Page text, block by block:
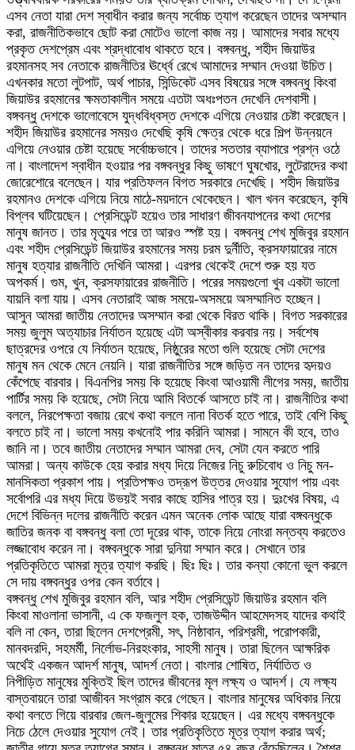
এসব নেতা যারা দেশ স্বাধীন করার জন্য সর্বোচ্চ ত্যাগ করেছেন তাদের অসম্মান
করা, রাজনীতিকভাবে ছোট করা মোটেও ভালো কাজ নয়। আমাদের সবার মধ্যে
প্রকৃত দেশপ্রেম এবং শ্রদ্ধাবোধ থাকতে হবে। বঙ্গবন্ধু, শহীদ জিয়াউর
রহমানসহ সব নেতাকে রাজনীতির ঊর্ধ্বে রেখে আমাদের সম্মান দেওয়া উচিত।
এখনকার মতো লুটপাট, অর্থ পাচার, সিন্ডিকেট এসব বিষয়ের সঙ্গে বঙ্গবন্ধু কিংবা
জিয়াউর রহমানের ক্ষমতাকালীন সময়ে এতটা অধঃপতন দেখেনি দেশবাসী।
বঙ্গবন্ধু দেশকে ভালোবেসে যুদ্ধবিধ্বস্ত দেশকে এগিয়ে নেওয়ার চেষ্টা করেছেন।
শহীদ জিয়াউর রহমানের সময়ও দেখেছি কৃষি ক্ষেত্র থেকে ধরে শিল্প উন্নয়নে
এগিয়ে নেওয়ার চেষ্টা হয়েছে সর্বোচ্চভাবে। তাদের সততার ব্যাপারে প্রশ্ন ওঠে
না। বাংলাদেশ স্বাধীন হওয়ার পর বঙ্গবন্ধুর কিছু ভাষণে ঘুষখোর, লুটেরাদের কথা
জোরেশোরে বলেছেন। যার প্রতিফলন বিগত সরকারে দেখেছি। শহীদ জিয়াউর
রহমানও দেশকে এগিয়ে নিয়ে মাঠে-ময়দানে থেকেছেন। খাল খনন করেছেন, কৃষি
বিপ্লব ঘটিয়েছেন। প্রেসিডেন্ট হয়েও তার সাধারণ জীবনযাপনের কথা দেশের
মানুষ জানত। তার মৃত্যুর পরে তা আরও স্পষ্ট হয়। বঙ্গবন্ধু শেখ মুজিবুর রহমান
এবং শহীদ প্রেসিডেন্ট জিয়াউর রহমানের সময় চরম দুর্নীতি, ক্রসফায়ারের নামে
মানুষ হত্যার রাজনীতি দেখিনি আমরা। এরপর থেকেই দেশে শুরু হয় যত
অপকর্ম। গুম, খুন, ক্রসফায়ারের রাজনীতি। পরের সময়গুলো খুব একটা ভালো
যায়নি বলা যায়। এসব নেতারাই আজ সময়ে-অসময়ে অসম্মানিত হচ্ছেন।
আসুন আমরা জাতীয় নেতাদের অসম্মান করা থেকে বিরত থাকি। বিগত সরকারের
সময় জুলুম অত্যাচার নির্যাতন হয়েছে এটা অস্বীকার করবার নয়। সর্বশেষ
ছাত্রদের ওপরে যে নির্যাতন হয়েছে, নিষ্ঠুরের মতো গুলি হয়েছে সেটা দেশের
মানুষ মন থেকে মেনে নেয়নি। যারা রাজনীতির সঙ্গে জড়িত নন তাদের হৃদয়ও
কেঁপেছে বারবার। বিএনপির সময় কি হয়েছে কিংবা আওয়ামী লীগের সময়, জাতীয়
পার্টির সময় কি হয়েছে, সেটা নিয়ে আমি বিতর্কে আসতে চাই না। রাজনীতির কথা
বললে, নিরপেক্ষতা বজায় রেখে কথা বললে নানা বিতর্ক হতে পারে, তাই বেশি কিছু
বলতে চাই না। ভালো সময় কখনোই পার করিনি আমরা। সামনে কী হবে, তাও
জানি না। তবে জাতীয় নেতাদের সম্মান আমরা দেব, সেটা যেন করতে পারি
আমরা। অন্য কাউকে হেয় করার মধ্য দিয়ে নিজের নিচু রুচিবোধ ও নিচু মন-
মানসিকতা প্রকাশ পায়। প্রতিপক্ষও তদ্রূপ উত্তর দেওয়ার সুযোগ পায় এবং
সর্বোপরি এর মধ্য দিয়ে উভয়ই সবার কাছে হাসির পাত্র হয়। দুঃখের বিষয়, এ
দেশে বিভিন্ন দলের রাজনীতি করেন এমন অনেক লোক আছে যারা বঙ্গবন্ধুকে
জাতির জনক বা বঙ্গবন্ধু বলা তো দূরের থাক, তাকে নিয়ে নোংরা মন্তব্য করতেও
লজ্জাবোধ করেন না। বঙ্গবন্ধুকে সারা দুনিয়া সম্মান করে। সেখানে তার
প্রতিকৃতিতে আমরা মূত্র ত্যাগ করছি। ছিঃ ছিঃ। তার কন্যা কোনো ভুল করলে
সে দায় বঙ্গবন্ধুর ওপর কেন বর্তাবে।
বঙ্গবন্ধু শেখ মুজিবুর রহমান বলি, আর শহীদ প্রেসিডেন্ট জিয়াউর রহমান বলি
কিংবা মাওলানা ভাসানী, এ কে ফজলুল হক, তাজউদ্দীন আহমেদসহ যাদের কথাই
বলি না কেন, তারা ছিলেন দেশপ্রেমী, সৎ, নিষ্ঠাবান, পরিশ্রমী, পরোপকারী,
মানবদরদি, সহমর্মী, নির্লোভ-নিরহংকার, সাহসী মানুষ। তারা ছিলেন আক্ষরিক
অর্থেই একজন আদর্শ মানুষ, আদর্শ নেতা। বাংলার শোষিত, নির্যাতিত ও
নিপীড়িত মানুষের মুক্তিই ছিল তাদের জীবনের মূল লক্ষ্য ও আদর্শ। যে লক্ষ্য
বাস্তবায়নে তারা আজীবন সংগ্রাম করে গেছেন। বাংলার মানুষের অধিকার নিয়ে
কথা বলতে গিয়ে বারবার জেল-জুলুমের শিকার হয়েছেন। এর মধ্যে বঙ্গবন্ধুকে
নিচে ঠেলে দেওয়ার সুযোগ নেই। তার প্রতিকৃতিতে মূত্র ত্যাগ করার অর্থ;